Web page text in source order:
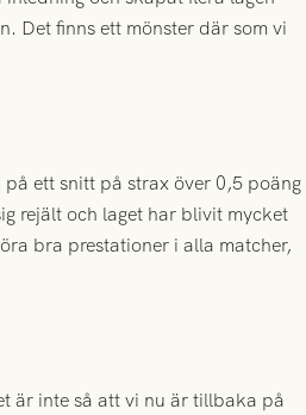
Det finns ett mönster där som vi
ett snitt på strax över 0,5 poäng
rejält och laget har blivit mycket
bra prestationer i alla matcher,
är inte så att vi nu är tillbaka på